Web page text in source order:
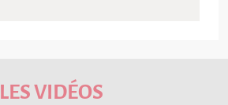
LES VIDÉOS